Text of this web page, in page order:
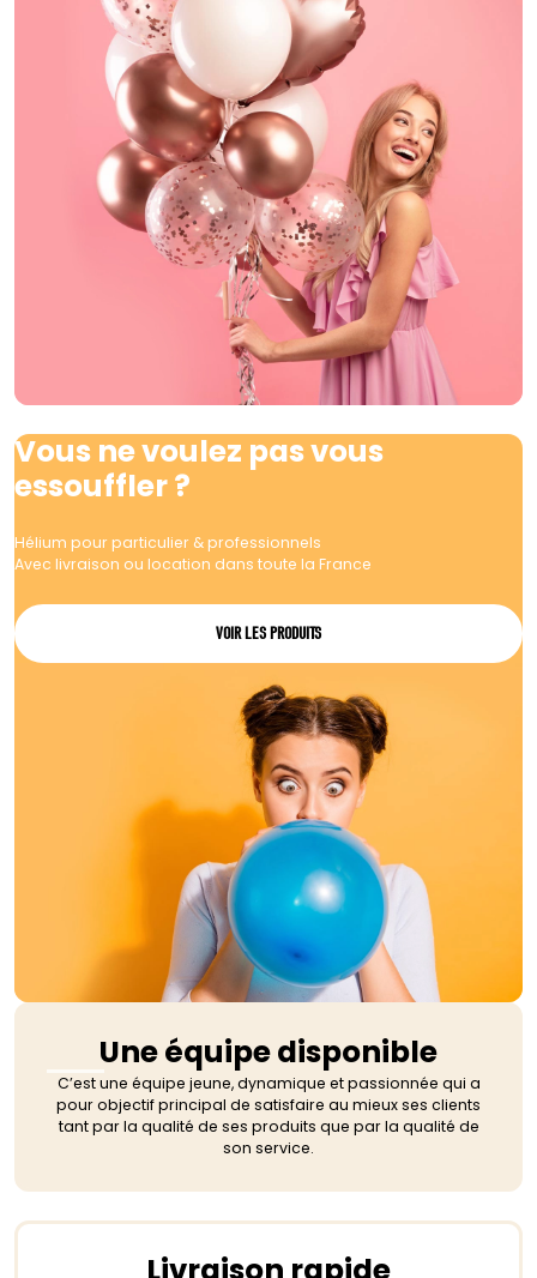
Vous ne voulez pas vous
essouffler ?
Hélium pour particulier & professionnels
Avec livraison ou location dans toute la France
VOIR LES PRODUITS
Une équipe disponible
C’est une équipe jeune, dynamique et passionnée qui a
pour objectif principal de satisfaire au mieux ses clients
tant par la qualité de ses produits que par la qualité de
son service.